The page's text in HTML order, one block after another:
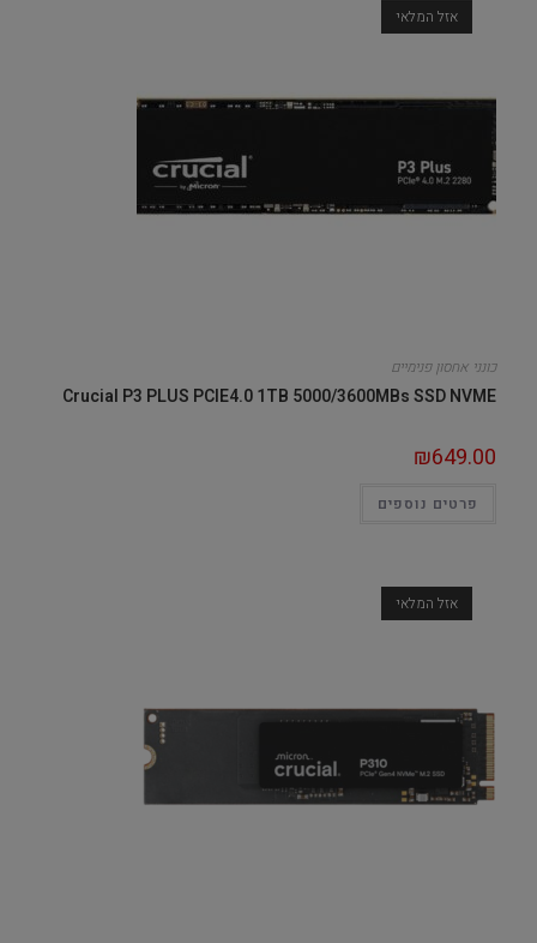
אזל המלאי
כונני אחסון פנימיים
Crucial P3 PLUS PCIE4.0 1TB 5000/3600MBs SSD NVME
₪649.00
פרטים נוספים
אזל המלאי